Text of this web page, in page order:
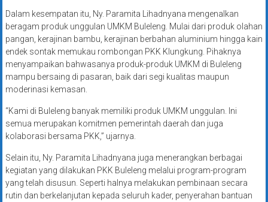
Dalam kesempatan itu, Ny. Paramita Lihadnyana mengenalkan
beragam produk unggulan UMKM Buleleng. Mulai dari produk olahan
pangan, kerajinan bambu, kerajinan berbahan aluminium hingga kain
endek sontak memukau rombongan PKK Klungkung. Pihaknya
menyampaikan bahwasanya produk-produk UMKM di Buleleng
mampu bersaing di pasaran, baik dari segi kualitas maupun
moderinasi kemasan.
“Kami di Buleleng banyak memiliki produk UMKM unggulan. Ini
semua merupakan komitmen pemerintah daerah dan juga
kolaborasi bersama PKK,” ujarnya.
Selain itu, Ny. Paramita Lihadnyana juga menerangkan berbagai
kegiatan yang dilakukan PKK Buleleng melalui program-program
yang telah disusun. Seperti halnya melakukan pembinaan secara
rutin dan berkelanjutan kepada seluruh kader, penyerahan bantuan